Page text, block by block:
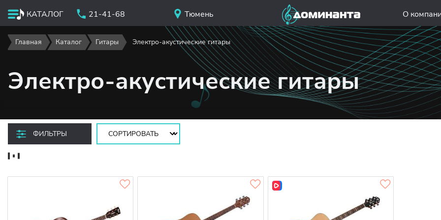
КАТАЛОГ 21-41-68 Тюмень О
Главная Каталог Гитары Электро-акустические гитары
Электро-акустические гитары
ФИЛЬТРЫ